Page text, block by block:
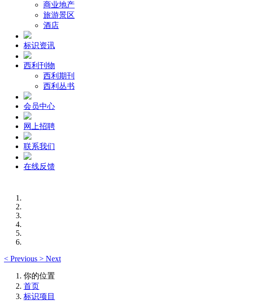
商业地产
旅游景区
酒店
标识资讯
西利刊物
西利期刊
西利丛书
会员中心
网上招聘
联系我们
在线反馈
< Previous > Next
你的位置
首页
标识项目